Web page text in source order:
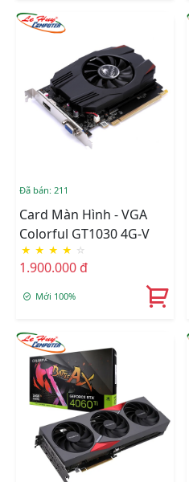
Đã bán: 211
Card Màn Hình - VGA
Colorful GT1030 4G-V
★ ★ ★ ★ ☆
1.900.000 đ
Mới 100%